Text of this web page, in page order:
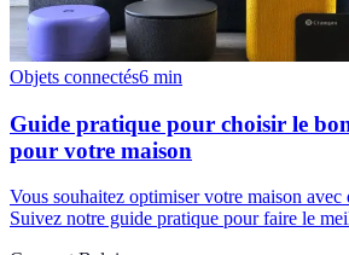
Objets connectés6 min
Guide pratique pour choisir le
pour votre maison
Vous souhaitez optimiser votre maison avec
Suivez notre guide pratique pour faire le